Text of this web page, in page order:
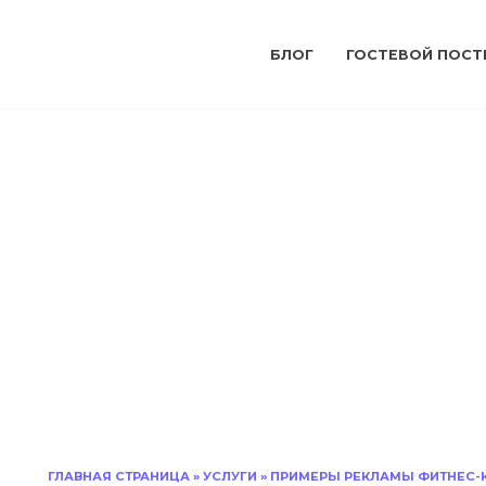
БЛОГ ГОСТЕВОЙ
ГЛАВНАЯ СТРАНИЦА » УСЛУГИ » ПРИМЕРЫ РЕКЛАМЫ ФИТНЕС-